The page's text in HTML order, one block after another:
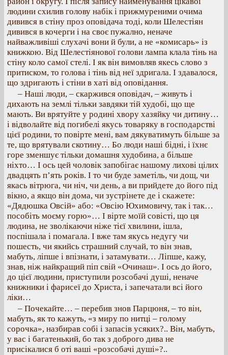
людини схилив голову набік і прижмуреними очима
дивився в стіну проз оповідача тоді, коли Шелестіян
дивився в кочерги і на своє пужално, неначе
найважливіші слухачі вони й були, а не «комисарь» із
книжкою. Від Шелестіянової голови лампа клала тінь на
стіну коло самої стелі. І як він вимовляв якесь слово з
притиском, то голова і тінь від неї здригала. І здавалося,
що здригають і стіни в хаті від оповідання.
– Наші люди, – скаржився оповідач, – живуть і
дихають на землі тільки завдяки тій худобі, що ще
мають. Ви врятуйте у родині хвору хазяйку чи дитину…
і відволайте від погибелі якусь товаряку в господарстві
цієї родини, то повірте мені, вам дякуватимуть більше за
те, що врятували скотину… Бо люди наші бідні, і їхнє
горе зменшує тільки домашня худобина, а більше
ніхто… І ось цей чоловік запобігає нашому лихові цілих
двадцять п’ять років. І то чи буде заметіль, чи дощ, чи
якась вітрюга, чи ніч, чи день, а ви прийдете до його під
вікно, а якщо він дома, чи зустрінете де і скажете:
«Дядюшка Овсій» або: «Овсію Юхимовичу, так і так…
пособіть моєму горю»… І вірте моїй совісті, що ця
людина, не зволікаючи ніже тієї хвилини, ішла,
поспішала і помагала. І вже там якусь недугу чи
пошесть, чи якийсь страшний случай, то він знав,
мабуть, ліпше і впізнати, і затамувати… Ліпше, кажу,
знав, ніж найкращий піп свій «Очинаш». І ось до його,
до цієї людини, приступили розсобачі душі, неначе
книжники і фарисеї до Христа, і запечатали всі його
ліки…
– Почекайте… – перебив знов Парцюня, – то він,
мабуть, як то кажуть, «з миру по нитці – голому
сорочка», назбирав собі і запасів усяких?.. Він, мабуть,
у вас і багатенький, бо так з доброго дива не
присікалися б оті ваші «розсобачі душі»?..